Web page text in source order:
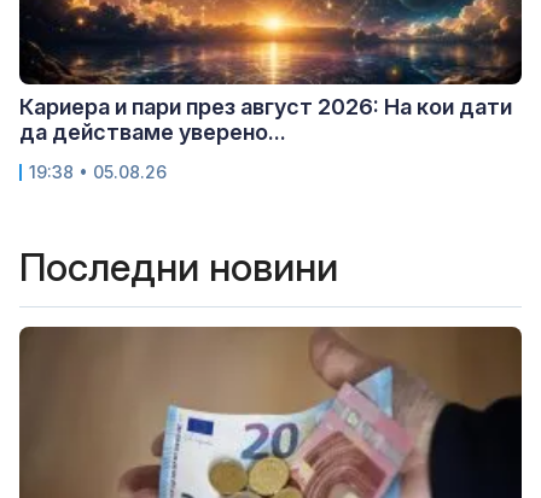
Кариера и пари през август 2026: На кои дати
да действаме уверено...
19:38 • 05.08.26
Последни новини